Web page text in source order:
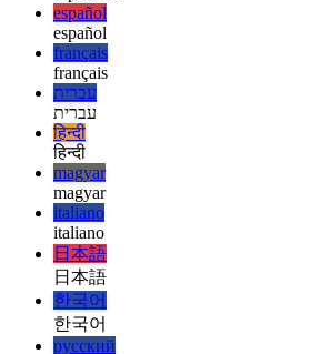
english
english
esperanto
esperanto
español
español
français
français
עברית
עברית
हिन्दी
हिन्दी
magyar
magyar
italiano
italiano
日本語